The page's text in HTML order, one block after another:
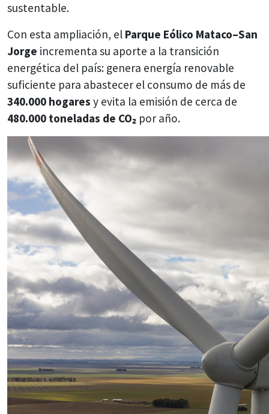
sustentable.
Con esta ampliación, el Parque Eólico Mataco–San
Jorge incrementa su aporte a la transición
energética del país: genera energía renovable
suficiente para abastecer el consumo de más de
340.000 hogares y evita la emisión de cerca de
480.000 toneladas de CO₂ por año.